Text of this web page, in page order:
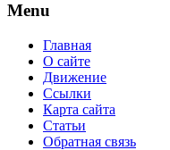
Menu
Главная
О сайте
Движение
Ссылки
Карта сайта
Статьи
Обратная связь